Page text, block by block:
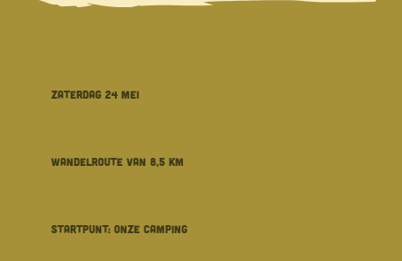
ZATERDAG 24 MEI
WANDELROUTE VAN 8,5 KM
STARTPUNT: ONZE CAMPING